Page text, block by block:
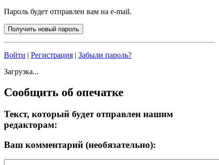
Пароль будет отправлен вам на e-mail.
Войти | Регистрация | Забыли пароль?
Загрузка...
Сообщить об опечатке
Текст, который будет отправлен нашим
редакторам:
Ваш комментарий (необязательно):